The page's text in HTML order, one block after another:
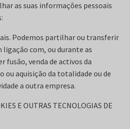
as suas informações pessoais
Podemos partilhar ou transferir
ligação com, ou durante as
fusão, venda de activos da
ou aquisição da totalidade ou de
a outra empresa.
E OUTRAS TECNOLOGIAS DE